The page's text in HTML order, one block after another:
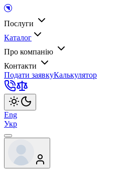
Послуги
Каталог
Про компанію
Контакти
Подати заявкуКалькулятор
Eng
Укр